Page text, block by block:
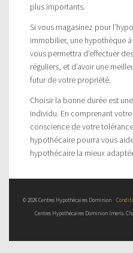
plus importants.
Si vous magasinez pour
immobilier, une hypothèque
vous permettra d’effectuer
réguliers, et d’avoir une
futur de votre propriété.
Choisir la bonne durée est
individu. En comprenant
conscience de votre
hypothécaire pourra vous
hypothécaire la mieux
© 2026 Centres Hypothécaires Dominion
Centres Hypothécaires Dominion Imeris.